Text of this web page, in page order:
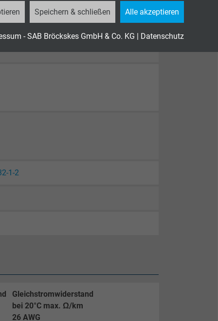
Speichern & schließen Alle akzeptieren
- SAB Bröckskes GmbH & Co. KG | Datenschutz
1-2
Gleichstromwiderstand
bei 20°C max. Ω/km
26 AWG